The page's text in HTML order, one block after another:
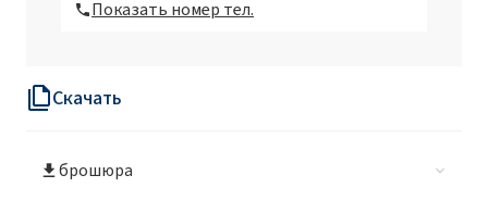
Скачать
брошюра
BioROKAMINA K40HC MB (Cocamidopropyl
ROKAmina®K30 (Cocamidopropyl Betaine)
ROKAmina®K30 MB (Cocamidopropyl
Показать номер тел.